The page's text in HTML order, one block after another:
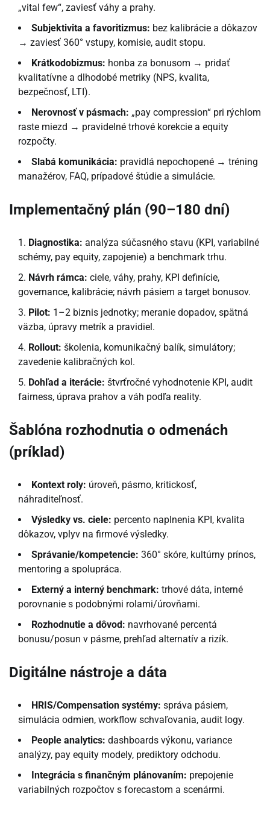
„vital few“, zaviesť váhy a prahy.
Subjektivita a favoritizmus: bez kalibrácie a dôkazov
→ zaviesť 360° vstupy, komisie, audit stopu.
Krátkodobizmus: honba za bonusom → pridať
kvalitatívne a dlhodobé metriky (NPS, kvalita,
bezpečnosť, LTI).
Nerovnosť v pásmach: „pay compression“ pri rýchlom
raste miezd → pravidelné trhové korekcie a equity
rozpočty.
Slabá komunikácia: pravidlá nepochopené → tréning
manažérov, FAQ, prípadové štúdie a simulácie.
Implementačný plán (90–180 dní)
Diagnostika: analýza súčasného stavu (KPI, variabilné
schémy, pay equity, zapojenie) a benchmark trhu.
Návrh rámca: ciele, váhy, prahy, KPI definície,
governance, kalibrácie; návrh pásiem a target bonusov.
Pilot: 1–2 biznis jednotky; meranie dopadov, spätná
väzba, úpravy metrík a pravidiel.
Rollout: školenia, komunikačný balík, simulátory;
zavedenie kalibračných kol.
Dohľad a iterácie: štvrťročné vyhodnotenie KPI, audit
fairness, úprava prahov a váh podľa reality.
Šablóna rozhodnutia o odmenách
(príklad)
Kontext roly: úroveň, pásmo, kritickosť,
náhraditeľnosť.
Výsledky vs. ciele: percento naplnenia KPI, kvalita
dôkazov, vplyv na firmové výsledky.
Správanie/kompetencie: 360° skóre, kultúrny prínos,
mentoring a spolupráca.
Externý a interný benchmark: trhové dáta, interné
porovnanie s podobnými rolami/úrovňami.
Rozhodnutie a dôvod: navrhované percentá
bonusu/posun v pásme, prehľad alternatív a rizík.
Digitálne nástroje a dáta
HRIS/Compensation systémy: správa pásiem,
simulácia odmien, workflow schvaľovania, audit logy.
People analytics: dashboards výkonu, variance
analýzy, pay equity modely, prediktory odchodu.
Integrácia s finančným plánovaním: prepojenie
variabilných rozpočtov s forecastom a scenármi.